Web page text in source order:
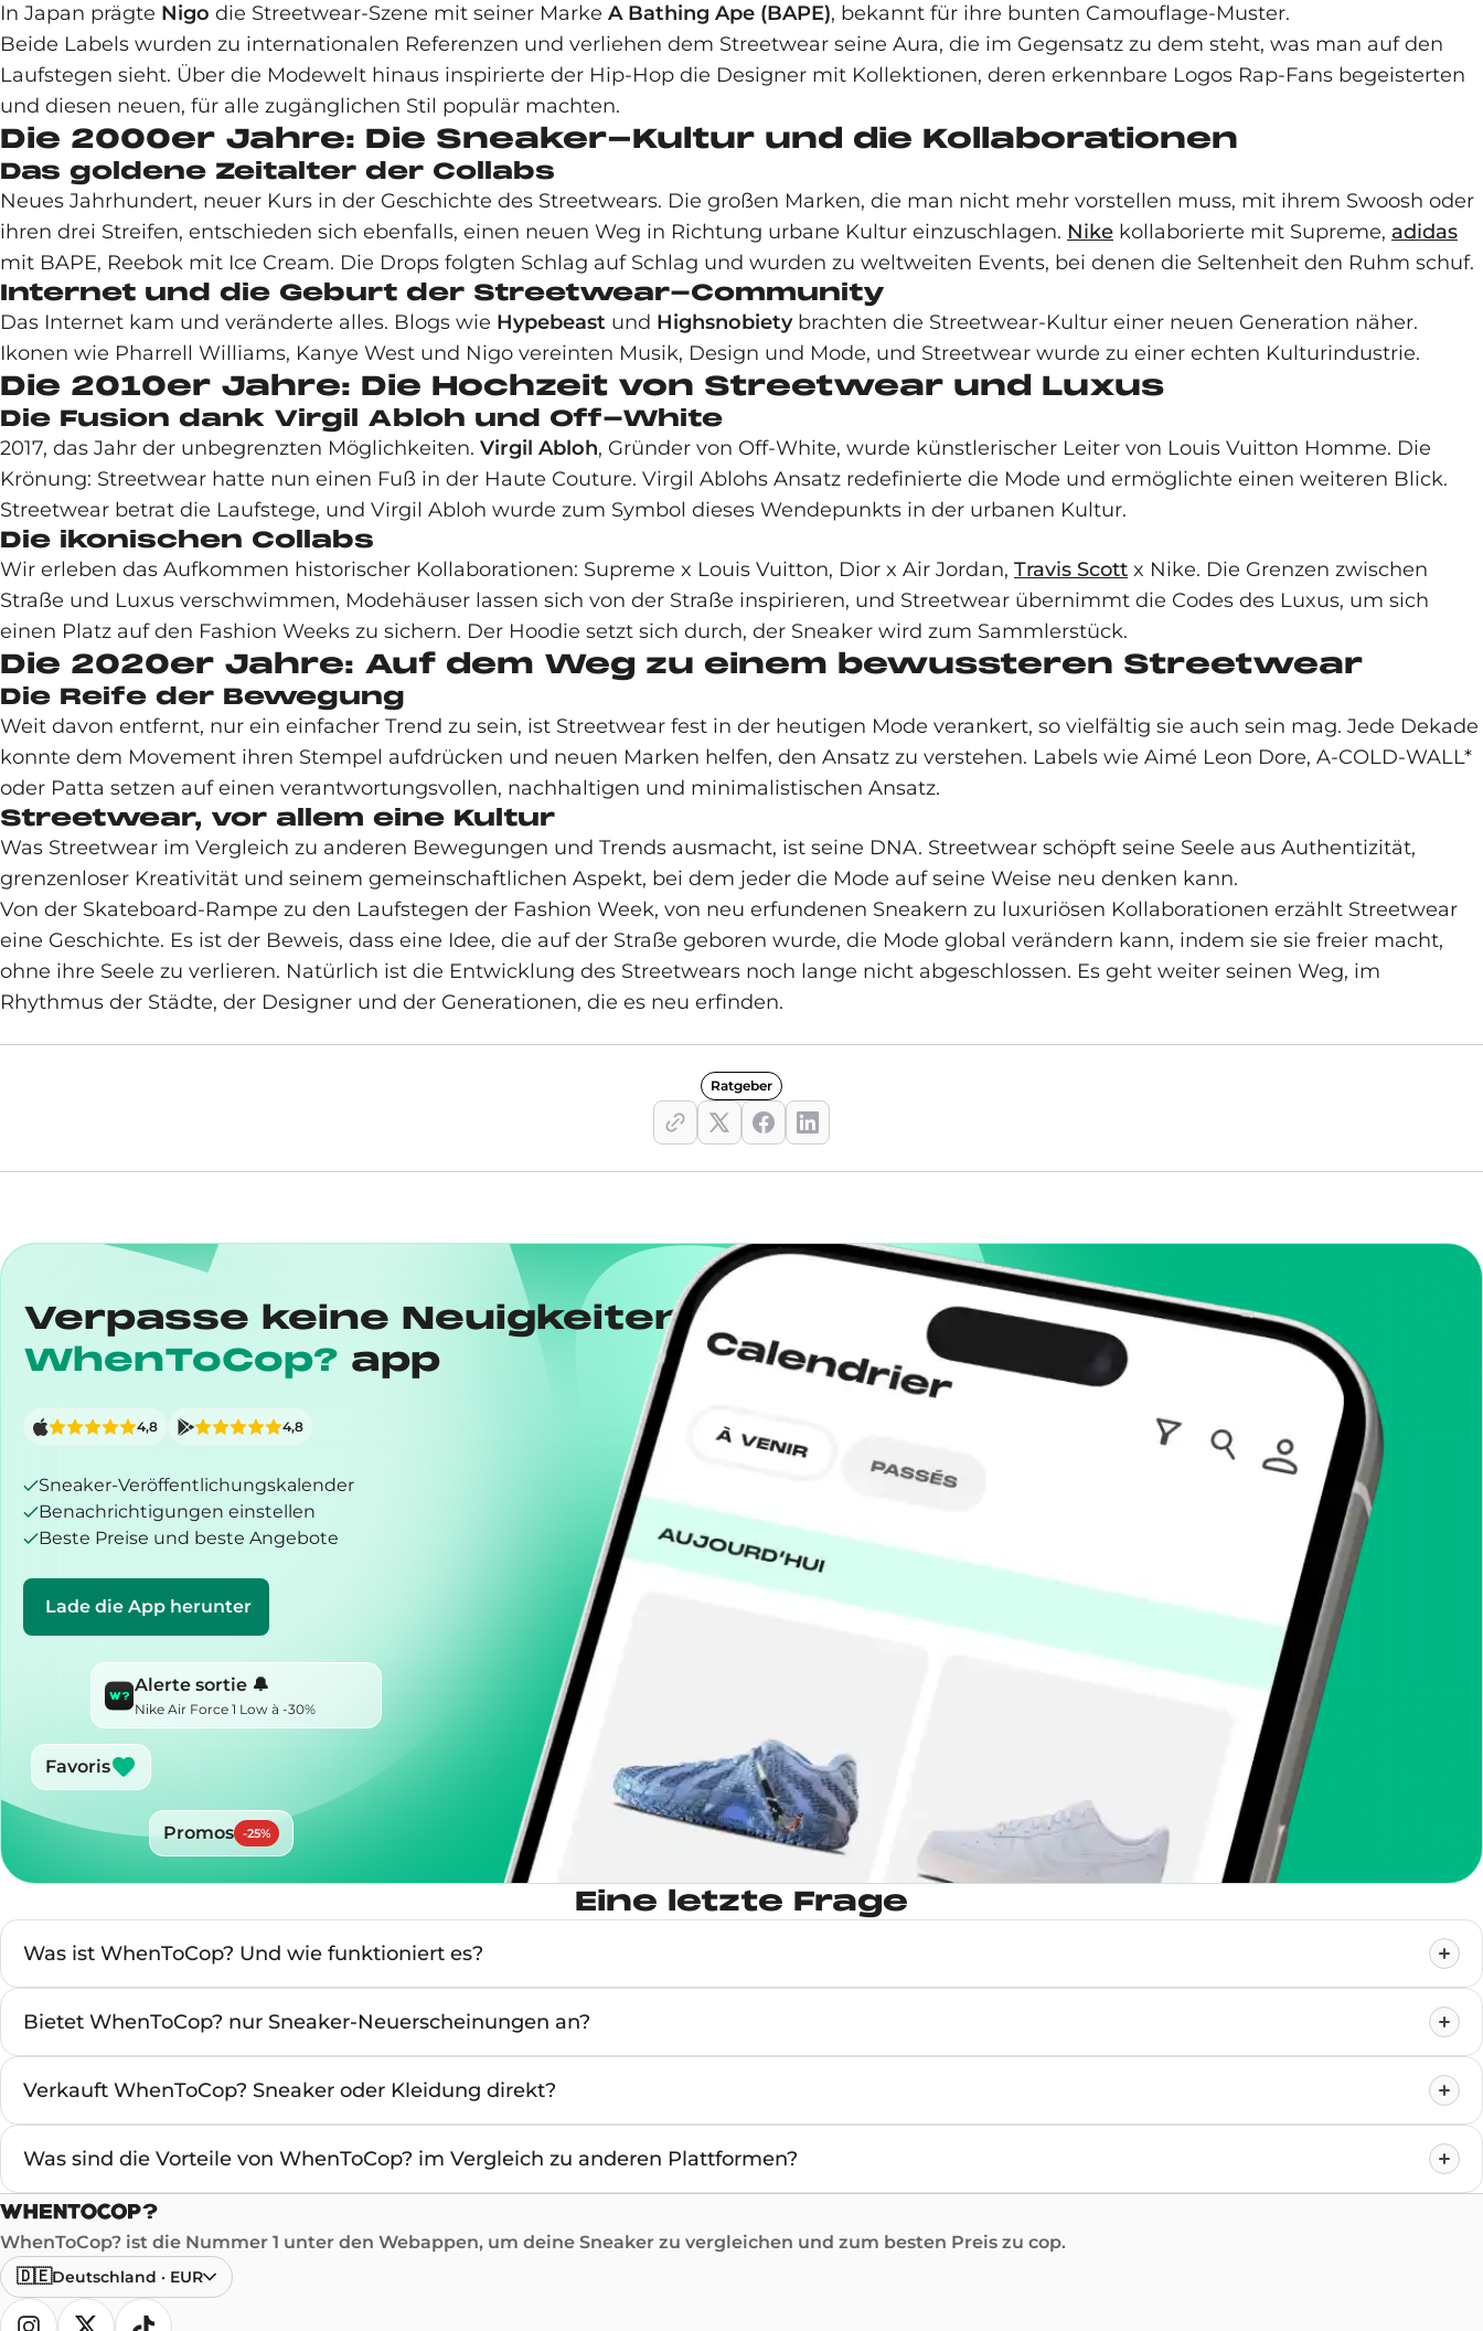
In Japan prägte Nigo die Streetwear-Szene mit seiner Marke A Bathing Ape (BAPE), bekannt für ihre bunten Camouflage-Muster.
Beide Labels wurden zu internationalen Referenzen und verliehen dem Streetwear seine Aura, die im Gegensatz zu dem steht, was man auf den
Laufstegen sieht. Über die Modewelt hinaus inspirierte der Hip-Hop die Designer mit Kollektionen, deren erkennbare Logos Rap-Fans begeisterten
und diesen neuen, für alle zugänglichen Stil populär machten.
Die 2000er Jahre: Die Sneaker-Kultur und die Kollaborationen
Das goldene Zeitalter der Collabs
Neues Jahrhundert, neuer Kurs in der Geschichte des Streetwears. Die großen Marken, die man nicht mehr vorstellen muss, mit ihrem Swoosh oder
ihren drei Streifen, entschieden sich ebenfalls, einen neuen Weg in Richtung urbane Kultur einzuschlagen. Nike kollaborierte mit Supreme, adidas
mit BAPE, Reebok mit Ice Cream. Die Drops folgten Schlag auf Schlag und wurden zu weltweiten Events, bei denen die Seltenheit den Ruhm schuf.
Internet und die Geburt der Streetwear-Community
Das Internet kam und veränderte alles. Blogs wie Hypebeast und Highsnobietybrachten die Streetwear-Kultur einer neuen Generation näher.
Ikonen wie Pharrell Williams, Kanye West und Nigo vereinten Musik, Design und Mode, und Streetwear wurde zu einer echten Kulturindustrie.
Die 2010er Jahre: Die Hochzeit von Streetwear und Luxus
Die Fusion dank Virgil Abloh und Off-White
2017, das Jahr der unbegrenzten Möglichkeiten. Virgil Abloh, Gründer von Off-White, wurde künstlerischer Leiter von Louis Vuitton Homme. Die
Krönung: Streetwear hatte nun einen Fuß in der Haute Couture. Virgil Ablohs Ansatz redefinierte die Mode und ermöglichte einen weiteren Blick.
Streetwear betrat die Laufstege, und Virgil Abloh wurde zum Symbol dieses Wendepunkts in der urbanen Kultur.
Die ikonischen Collabs
Wir erleben das Aufkommen historischer Kollaborationen: Supreme x Louis Vuitton, Dior x Air Jordan, Travis Scott x Nike. Die Grenzen zwischen
Straße und Luxus verschwimmen, Modehäuser lassen sich von der Straße inspirieren, und Streetwear übernimmt die Codes des Luxus, um sich
einen Platz auf den Fashion Weeks zu sichern. Der Hoodie setzt sich durch, der Sneaker wird zum Sammlerstück.
Die 2020er Jahre: Auf dem Weg zu einem bewussteren Streetwear
Die Reife der Bewegung
Weit davon entfernt, nur ein einfacher Trend zu sein, ist Streetwear fest in der heutigen Mode verankert, so vielfältig sie auch sein mag. Jede Dekade
konnte dem Movement ihren Stempel aufdrücken und neuen Marken helfen, den Ansatz zu verstehen. Labels wie Aimé Leon Dore, A-COLD-WALL*
oder Patta setzen auf einen verantwortungsvollen, nachhaltigen und minimalistischen Ansatz.
Streetwear, vor allem eine Kultur
Was Streetwear im Vergleich zu anderen Bewegungen und Trends ausmacht, ist seine DNA. Streetwear schöpft seine Seele aus Authentizität,
grenzenloser Kreativität und seinem gemeinschaftlichen Aspekt, bei dem jeder die Mode auf seine Weise neu denken kann.
Von der Skateboard-Rampe zu den Laufstegen der Fashion Week, von neu erfundenen Sneakern zu luxuriösen Kollaborationen erzählt Streetwear
eine Geschichte. Es ist der Beweis, dass eine Idee, die auf der Straße geboren wurde, die Mode global verändern kann, indem sie sie freier macht,
ohne ihre Seele zu verlieren. Natürlich ist die Entwicklung des Streetwears noch lange nicht abgeschlossen. Es geht weiter seinen Weg, im
Rhythmus der Städte, der Designer und der Generationen, die es neu erfinden.
Ratgeber
Verpasse keine Neuigkeiten von Drops mit dem
WhenToCop? app
Sneaker-Veröffentlichungskalender
Benachrichtigungen einstellen
Beste Preise und beste Angebote
Lade die App herunter
4,8 4,8
Alerte sortie 🔔
Nike Air Force 1 Low à -30%
Favoris
Promos -25%
Eine letzte Frage
Was ist WhenToCop? Und wie funktioniert es?
Bietet WhenToCop? nur Sneaker-Neuerscheinungen an?
Verkauft WhenToCop? Sneaker oder Kleidung direkt?
Was sind die Vorteile von WhenToCop? im Vergleich zu anderen Plattformen?
WhenToCop? ist die Nummer 1 unter den Webappen, um deine Sneaker zu vergleichen und zum besten Preis zu cop.
🇩🇪Deutschland · EUR